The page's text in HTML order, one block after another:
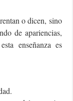
o dicen, sino
de apariencias,
enseñanza es